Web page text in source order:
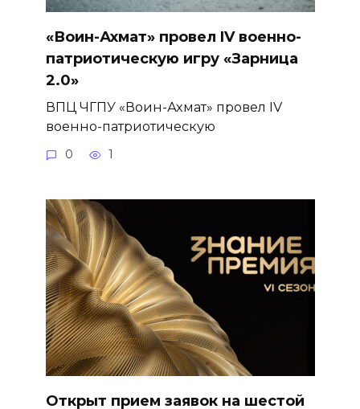
«Воин-Ахмат» провел IV военно-
патриотическую игру «Зарница
2.0»
ВПЦ ЧГПУ «Воин-Ахмат» провел IV
военно-патриотическую
0 1
Открыт прием заявок на шестой